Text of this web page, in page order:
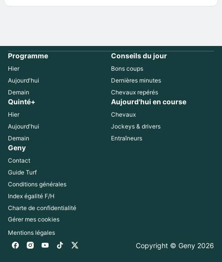
Programme
Hier
Aujourd'hui
Demain
Conseils du jour
Bons coups
Dernières minutes
Chevaux repérés
Quinté+
Hier
Aujourd'hui
Demain
Aujourd'hui en course
Chevaux
Jockeys & drivers
Entraîneurs
Geny
Contact
Guide Turf
Conditions générales
Index égalité F/H
Charte de confidentialité
Gérer mes cookies
Mentions légales
Copyright © Geny 2026